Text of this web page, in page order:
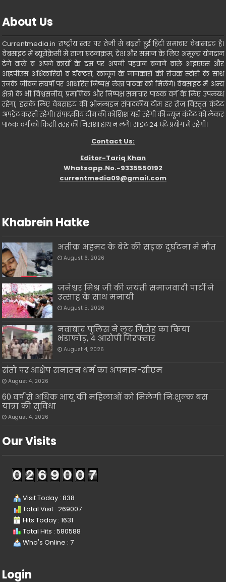
About Us
Currentmedia.in राष्ट्रीय स्तर पर तेजी से बढ़ती हुई हिंदी समाचार वेबासाइट है।
वेबसाइट में ब्यूरोक्रेसी में ताजा घटनाक्रम, देश और समाज के लिए अमूल्य योगदान
देने वाले व अपने कार्यो के दम पर अपनी पहचान बनाने वाले आइएएस और
आइपीएस अधिकारियों व डॉक्टरो, कानून के जानकारों की रोचक स्टोरी के साथ
उनके जीवन संघर्षो पर आधारित निष्पक्ष लेख पाठक को मिलेंगे। वेबसाइट में अन्य
क्षेत्रों के भी विश्वसनीय, प्रमाणिक और निष्पक्ष समाचार पाठक वर्ग के लिए उपलब्ध
रहेगा, इसके लिए वेबसाइट की ऑनलाइन संपादकीय टीम हर रोज विस्तृत कंटेट
अपडेट करती रहेगी। संपादकीय टीम की कोशिश यही रहेगी की न्यूज कंटेट को लेकर
पाठक वर्ग को किसी तरह की निराशा हाथ न लगे। साइट 24 घंटे प्रयोग में रहेगी।
Contact Us:
Editor-Tariq Khan
Whatsapp.No.-9335550192
currentmedia09@gmail.com
Khabrein Hatke
अतीक़ अहमद के बेटे की सड़क दुर्घटना में मौत
August 6, 2026
जनेश्वर मिश्र जी की जयंती समाजवादी पार्टी ने
उत्साह के साथ मनायी
August 5, 2026
नवाबाद पुलिस ने लूट गिरोह का किया
भंडाफोड़, 4 आरोपी गिरफ्तार
August 4, 2026
संतों पर आक्षेप सनातन धर्म का अपमान-सीएम
August 4, 2026
60 वर्ष से अधिक आयु की महिलाओं को मिलेगी निःशुल्क बस
यात्रा की सुविधा
August 4, 2026
Our Visits
Visit Today : 838
Total Visit : 269007
Hits Today : 1631
Total Hits : 580588
Who's Online : 7
Login